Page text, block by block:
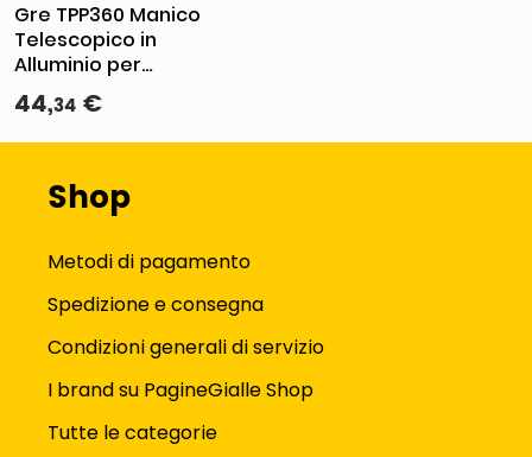
Gre TPP360 Manico
Telescopico in
Alluminio per
Piscina 3.60mt 2
Sezioni da 1.80mt
44,34 €
Shop
Metodi di pagamento
Spedizione e consegna
Condizioni generali di servizio
I brand su PagineGialle Shop
Tutte le categorie